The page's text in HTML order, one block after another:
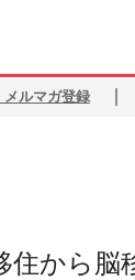
ルマガ登録｜
から